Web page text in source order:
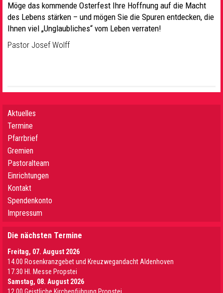
Möge das kommende Osterfest Ihre Hoffnung auf die Macht
des Lebens stärken – und mögen Sie die Spuren entdecken, die
Ihnen viel „Unglaubliches“ vom Leben verraten!
Pastor Josef Wolff
Aktuelles
Termine
Pfarrbrief
Gremien
Pastoralteam
Einrichtungen
Kontakt
Spendenkonto
Impressum
Die nächsten Termine
Freitag, 07. August 2026
14.00 Rosenkranzgebet und Kreuzwegandacht Aldenhoven
17.30 Hl. Messe Propstei
Samstag, 08. August 2026